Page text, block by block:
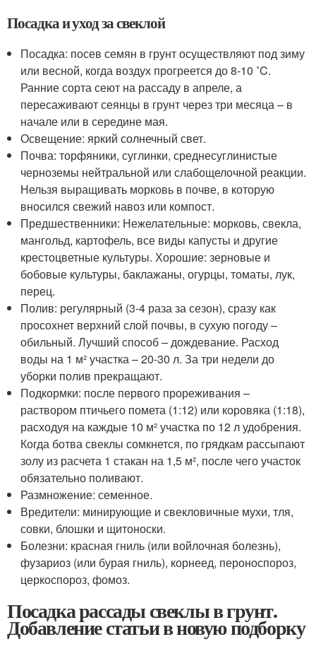
Посадка и уход за свеклой
Посадка: посев семян в грунт осуществляют под зиму
или весной, когда воздух прогреется до 8-10 ˚C.
Ранние сорта сеют на рассаду в апреле, а
пересаживают сеянцы в грунт через три месяца – в
начале или в середине мая.
Освещение: яркий солнечный свет.
Почва: торфяники, суглинки, среднесуглинистые
черноземы нейтральной или слабощелочной реакции.
Нельзя выращивать морковь в почве, в которую
вносился свежий навоз или компост.
Предшественники: Нежелательные: морковь, свекла,
мангольд, картофель, все виды капусты и другие
крестоцветные культуры. Хорошие: зерновые и
бобовые культуры, баклажаны, огурцы, томаты, лук,
перец.
Полив: регулярный (3-4 раза за сезон), сразу как
просохнет верхний слой почвы, в сухую погоду –
обильный. Лучший способ – дождевание. Расход
воды на 1 м² участка – 20-30 л. За три недели до
уборки полив прекращают.
Подкормки: после первого прореживания –
раствором птичьего помета (1:12) или коровяка (1:18),
расходуя на каждые 10 м² участка по 12 л удобрения.
Когда ботва свеклы сомкнется, по грядкам рассыпают
золу из расчета 1 стакан на 1,5 м², после чего участок
обязательно поливают.
Размножение: семенное.
Вредители: минирующие и свекловичные мухи, тля,
совки, блошки и щитоноски.
Болезни: красная гниль (или войлочная болезнь),
фузариоз (или бурая гниль), корнеед, пероноспороз,
церкоспороз, фомоз.
Посадка рассады свеклы в грунт.
Добавление статьи в новую подборку